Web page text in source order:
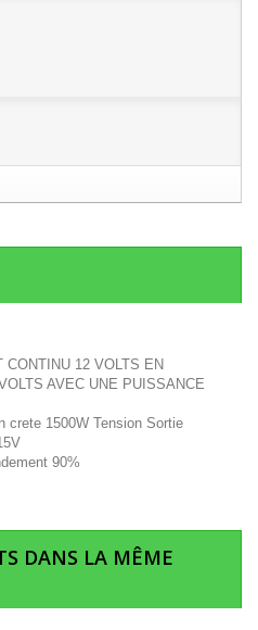
CONTINU 12 VOLTS EN
AVEC UNE PUISSANCE
crete 1500W Tension Sortie
90%
DANS LA MÊME